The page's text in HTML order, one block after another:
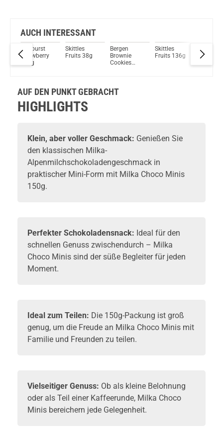
AUCH INTERESSANT
Starburst
Strawberry
138g
Skittles
Fruits 38g
Bergen
Brownie
Cookies
Skittles
Fruits 136g
Skittles
Crazy
AUF DEN PUNKT GEBRACHT
HIGHLIGHTS
Klein, aber voller Geschmack: Genießen Sie
den klassischen Milka-
Alpenmilchschokoladengeschmack in
praktischer Mini-Form mit Milka Choco Minis
150g.
Perfekter Schokoladensnack: Ideal für den
schnellen Genuss zwischendurch – Milka
Choco Minis sind der süße Begleiter für jeden
Moment.
Ideal zum Teilen: Die 150g-Packung ist groß
genug, um die Freude an Milka Choco Minis mit
Familie und Freunden zu teilen.
Vielseitiger Genuss: Ob als kleine Belohnung
oder als Teil einer Kaffeerunde, Milka Choco
Minis bereichern jede Gelegenheit.